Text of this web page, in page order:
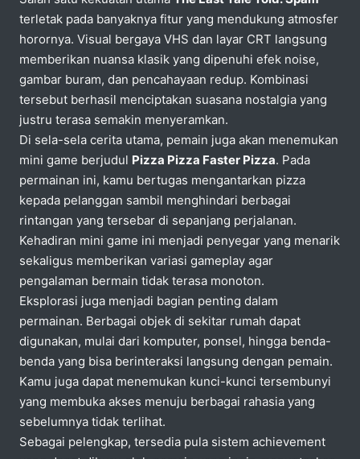
terletak pada banyaknya fitur yang mendukung atmosfer
horornya. Visual bergaya VHS dan layar CRT langsung
memberikan nuansa klasik yang dipenuhi efek noise,
gambar buram, dan pencahayaan redup. Kombinasi
tersebut berhasil menciptakan suasana nostalgia yang
justru terasa semakin menyeramkan.
Di sela-sela cerita utama, pemain juga akan menemukan
mini game berjudul Pizza Pizza Faster Pizza. Pada
permainan ini, kamu bertugas mengantarkan pizza
kepada pelanggan sambil menghindari berbagai
rintangan yang tersebar di sepanjang perjalanan.
Kehadiran mini game ini menjadi penyegar yang menarik
sekaligus memberikan variasi gameplay agar
pengalaman bermain tidak terasa monoton.
Eksplorasi juga menjadi bagian penting dalam
permainan. Berbagai objek di sekitar rumah dapat
digunakan, mulai dari komputer, ponsel, hingga benda-
benda yang bisa berinteraksi langsung dengan pemain.
Kamu juga dapat menemukan kunci-kunci tersembunyi
yang membuka akses menuju berbagai rahasia yang
sebelumnya tidak terlihat.
Sebagai pelengkap, tersedia pula sistem achievement